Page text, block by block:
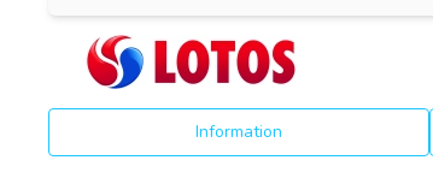
Information